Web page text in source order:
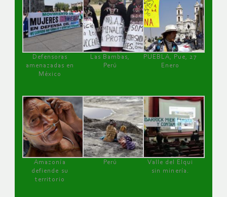
Defensoras
amenazadas en
México
Las Bambas,
Perú
PUEBLA, Pue, 27
Enero
Amazonía
defiende su
territorio
Perú
Valle del Elqui
sin minería.